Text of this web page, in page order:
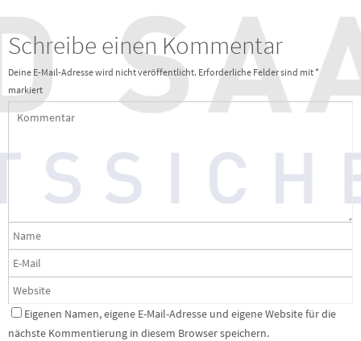
Schreibe einen Kommentar
Deine E-Mail-Adresse wird nicht veröffentlicht. Erforderliche Felder sind mit *
markiert
Eigenen Namen, eigene E-Mail-Adresse und eigene Website für die
nächste Kommentierung in diesem Browser speichern.